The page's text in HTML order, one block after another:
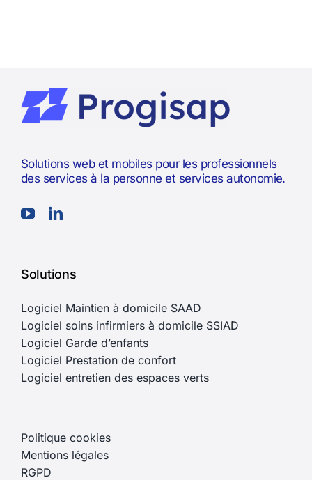
Solutions web et mobiles pour les professionnels
des services à la personne et services autonomie.
Solutions
Logiciel Maintien à domicile SAAD
Logiciel soins infirmiers à domicile SSIAD
Logiciel Garde d’enfants
Logiciel Prestation de confort
Logiciel entretien des espaces verts
Politique cookies
Mentions légales
RGPD